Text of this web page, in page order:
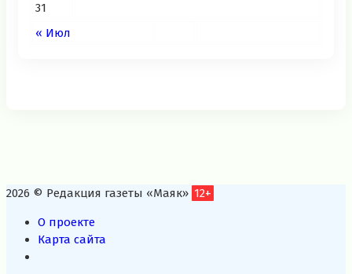
« Июл
31
2026 © Редакция газеты «Маяк» 12+
О проекте
Карта сайта